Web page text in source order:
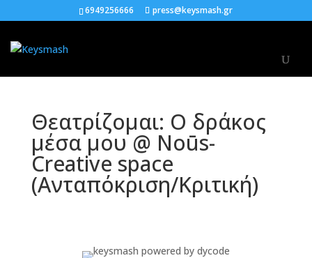
6949256666 press@keysmash.gr
Θεατρίζομαι: Ο δράκος
μέσα μου @ Noūs-
Creative space
(Ανταπόκριση/Κριτική)